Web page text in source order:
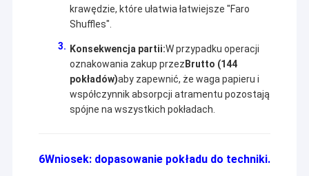
krawędzie, które ułatwia łatwiejsze "Faro
Shuffles".
Konsekwencja partii:W przypadku operacji
oznakowania zakup przez Brutto (144
pokładów)aby zapewnić, że waga papieru i
współczynnik absorpcji atramentu pozostają
spójne na wszystkich pokładach.
6Wniosek: dopasowanie pokładu do techniki.